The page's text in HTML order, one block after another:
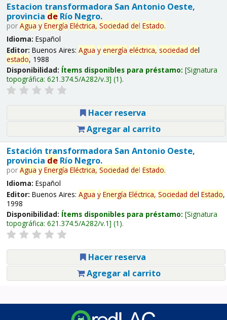
Estacion transformadora San Antonio Oeste,
provincia deRío Negro.
por Agua y Energía Eléctrica, Sociedad del Estado.
Idioma: Español
Editor: Buenos Aires: Agua y energía eléctrica, sociedad del
estado, 1988
Disponibilidad: Ítems disponibles para préstamo: Signatura
topográfica: 621.374.5/A282/v.3 (1).
Hacer reserva
Agregar al carrito
Estación transformadora San Antonio Oeste,
provincia deRío Negro.
por Agua y Energía Eléctrica, Sociedad del Estado.
Idioma: Español
Editor: Buenos Aires: Agua y Energía Eléctrica, Sociedad del Estado,
1998
Disponibilidad: Ítems disponibles para préstamo: Signatura
topográfica: 621.374.5/A282/v.1 (1).
Hacer reserva
Agregar al carrito